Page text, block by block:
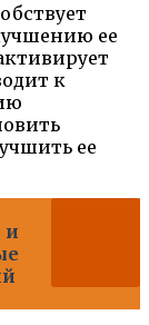
ее
к
ее
и